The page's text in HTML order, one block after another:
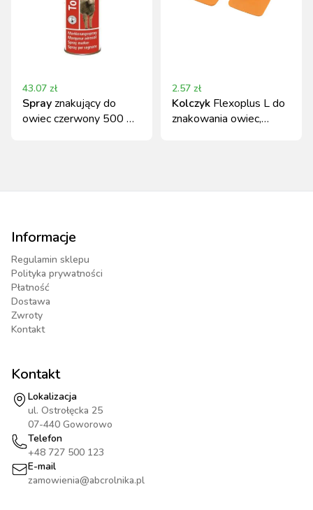
43.07 zł
Sprayznakujący do
owiec czerwony 500 ml
2.57 zł
Kolczyk Flexoplus L do
znakowania owiec,
Informacje
Regulamin sklepu
Polityka prywatności
Płatność
Dostawa
Zwroty
Kontakt
Kontakt
Lokalizacja
ul. Ostrołęcka 25
07-440 Goworowo
Telefon
+48 727 500 123
E-mail
zamowienia@abcrolnika.pl